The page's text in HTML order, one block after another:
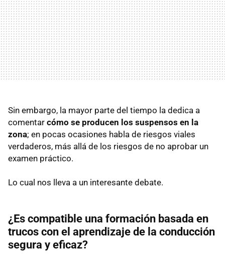
Sin embargo, la mayor parte del tiempo la dedica a
comentar cómo se producen los suspensos en la
zona; en pocas ocasiones habla de riesgos viales
verdaderos, más allá de los riesgos de no aprobar un
examen práctico.
Lo cual nos lleva a un interesante debate.
¿Es compatible una formación basada en
trucos con el aprendizaje de la conducción
segura y eficaz?